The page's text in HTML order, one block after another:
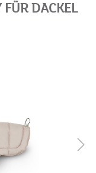
FÜR DACKEL